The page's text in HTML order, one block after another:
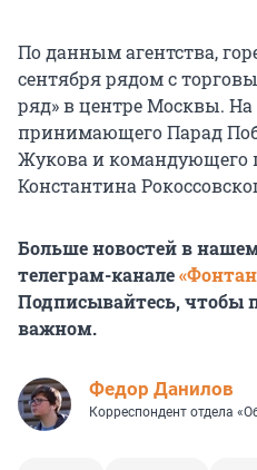
По данным агентства,
сентября рядом с
ряд» в центре Москвы.
принимающего Парад
Жукова и командующего
Константина
Больше новостей в
телеграм-канале
Подписывайтесь, чтобы
важном.
Федор Данилов
Корреспондент отдела